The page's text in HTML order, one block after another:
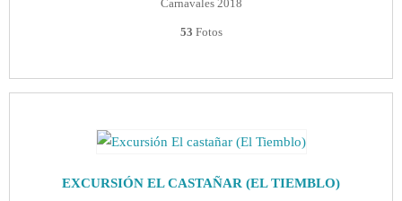
Carnavales 2018
53 Fotos
EXCURSIÓN EL CASTAÑAR (EL TIEMBLO)